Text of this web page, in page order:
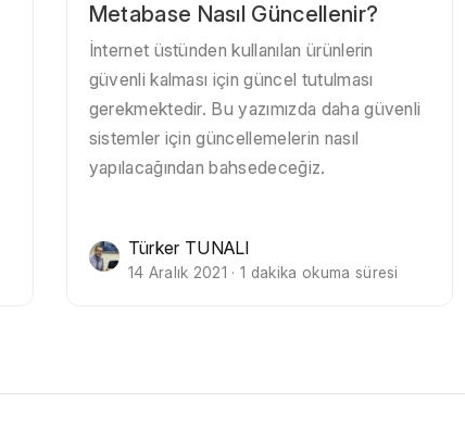
Metabase Nasıl Güncellenir?
İnternet üstünden kullanılan ürünlerin
güvenli kalması için güncel tutulması
gerekmektedir. Bu yazımızda daha güvenli
sistemler için güncellemelerin nasıl
yapılacağından bahsedeceğiz.
Türker TUNALI
14 Aralık 2021 · 1 dakika okuma süresi